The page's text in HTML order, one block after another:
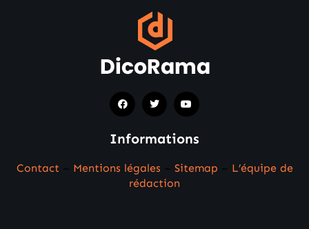
Informations
Contact Mentions légales Sitemap
L’équipe de
rédaction